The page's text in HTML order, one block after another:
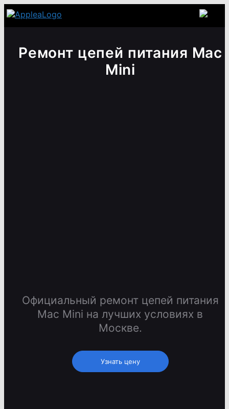
Ремонт цепей питания Mac
Mini
Официальный ремонт цепей питания
Mac Mini на лучших условиях в
Москве.
Узнать цену